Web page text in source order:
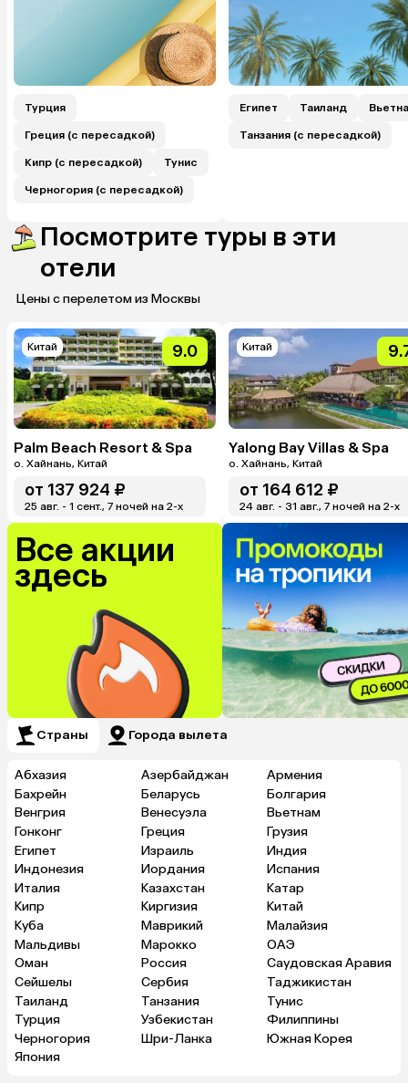
Турция
Греция (с пересадкой)
Кипр (с пересадкой) Тунис
Черногория (с пересадкой)
Египет Таиланд
Танзания (с пересадкой)
Посмотрите туры в эти
отели
Цены с перелетом из Москвы
Китай 9.0
Palm Beach Resort & Spa
о. Хайнань, Китай
от 137 924 ₽
25 авг. - 1 сент., 7 ночей на 2-x
Китай
Yalong Bay Villas & Spa
о. Хайнань, Китай
от 164 612 ₽
24 авг. - 31 авг., 7 ночей на 2-x
Все акции
здесь
Страны Города вылета
Абхазия Азербайджан
Армения
Бахрейн
Беларусь
Болгария
Венгрия
Венесуэла
Вьетнам
Гонконг
Греция
Грузия
Египет
Израиль
Индия
Индонезия
Иордания
Испания
Италия
Казахстан
Катар
Кипр
Киргизия
Китай
Куба
Маврикий
Малайзия
Мальдивы
Марокко
ОАЭ
Оман
Россия
Саудовская Аравия
Сейшелы
Сербия
Таджикистан
Таиланд
Танзания
Тунис
Турция
Узбекистан
Филиппины
Черногория
Шри-Ланка
Южная Корея
Япония